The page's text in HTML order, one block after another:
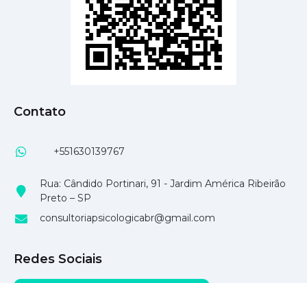
Contato
+551630139767
Rua: Cândido Portinari, 91 - Jardim América Ribeirão
Preto – SP
consultoriapsicologicabr@gmail.com
Redes Sociais